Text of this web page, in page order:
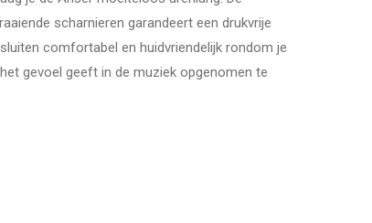
scharnieren garandeert een drukvrije
comfortabel en huidvriendelijk rondom je
gevoel geeft in de muziek opgenomen te